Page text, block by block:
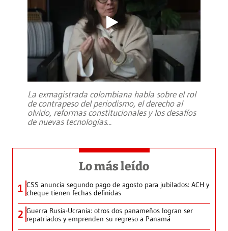
La exmagistrada colombiana habla sobre el rol
de contrapeso del periodismo, el derecho al
olvido, reformas constitucionales y los desafíos
de nuevas tecnologías...
Lo más leído
1 CSS anuncia segundo pago de agosto para jubilados: ACH y
cheque tienen fechas definidas
2 Guerra Rusia-Ucrania: otros dos panameños logran ser
repatriados y emprenden su regreso a Panamá